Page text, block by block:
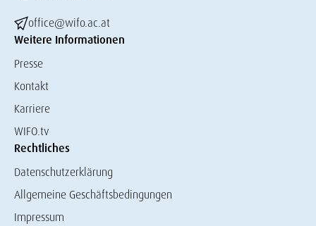
office@wifo.ac.at
Weitere Informationen
Presse
Kontakt
Karriere
WIFO.tv
Rechtliches
Datenschutzerklärung
Allgemeine Geschäftsbedingungen
Impressum